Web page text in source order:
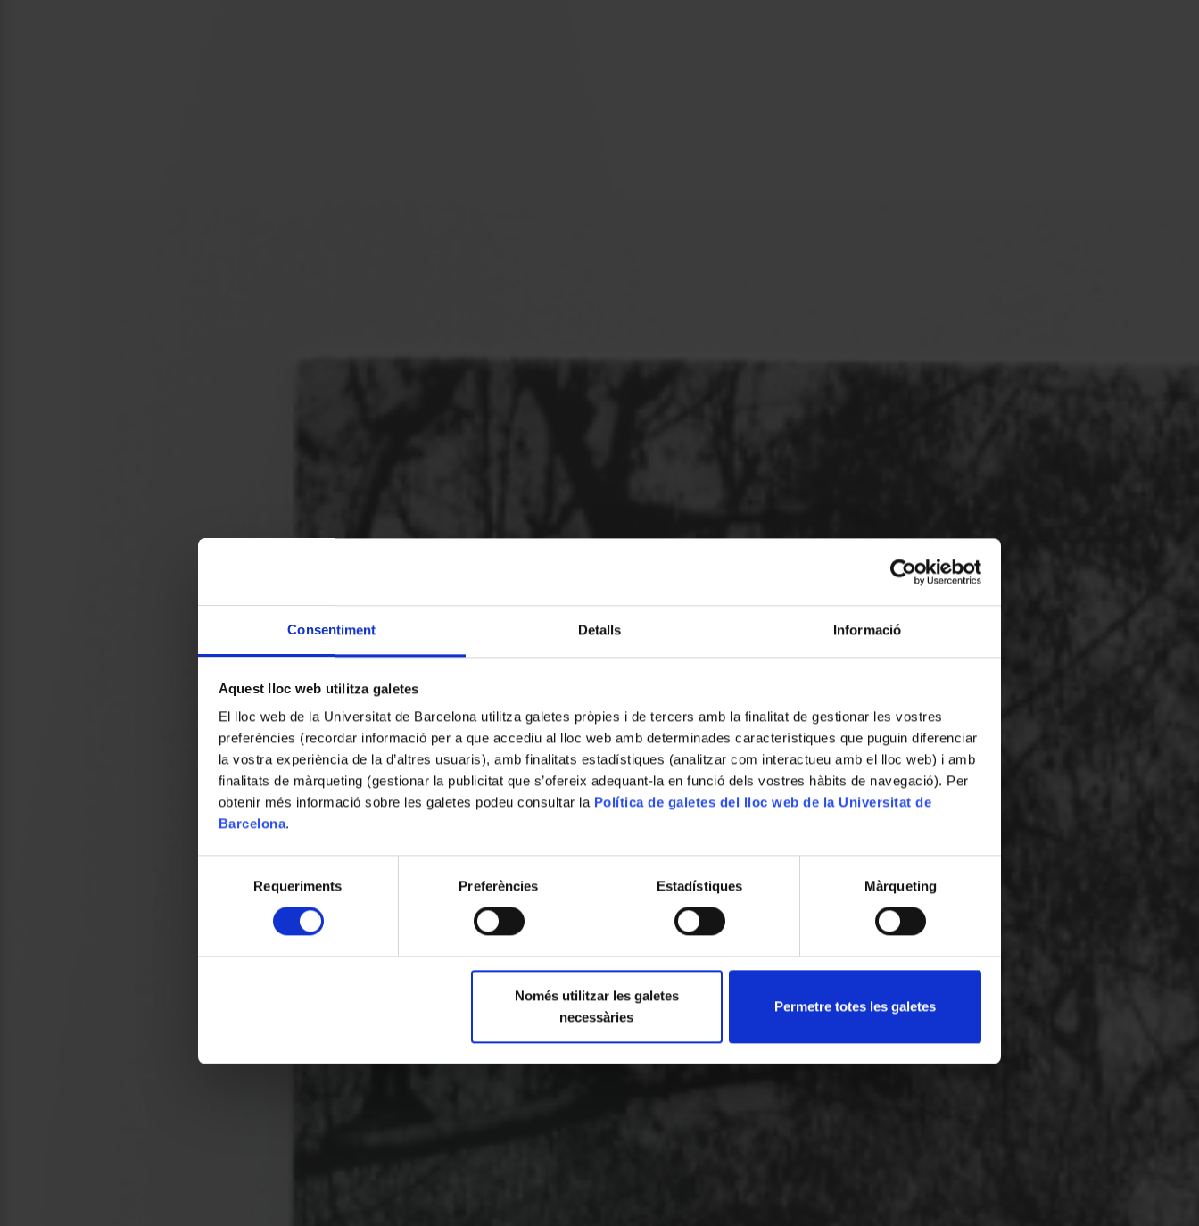
Consentiment Detalls Informació
Aquest lloc web utilitza galetes
El lloc web de la Universitat de Barcelona utilitza galetes pròpies i de tercers amb la finalitat de gestionar les vostres
preferències (recordar informació per a que accediu al lloc web amb determinades característiques que puguin diferenciar
la vostra experiència de la d’altres usuaris), amb finalitats estadístiques (analitzar com interactueu amb el lloc web) i amb
finalitats de màrqueting (gestionar la publicitat que s’ofereix adequant-la en funció dels vostres hàbits de navegació). Per
obtenir més informació sobre les galetes podeu consultar la Política de galetes del lloc web de la Universitat de
Barcelona.
consentiment
Requeriments Preferències Estadístiques Màrqueting
Només utilitzar les galetes
necessàries
Permetre totes les galetes